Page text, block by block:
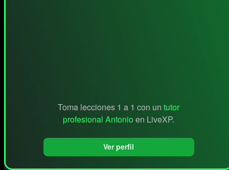
Toma lecciones 1 a 1 con un tutor
profesional Antonio en LiveXP.
Ver perfil